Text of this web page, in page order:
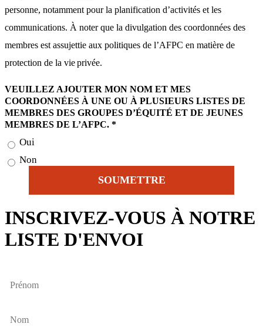
personne, notamment pour la planification d’activités et les
communications. À noter que la divulgation des coordonnées des
membres est assujettie aux politiques de l’AFPC en matière de
protection de la vie privée.
VEUILLEZ AJOUTER MON NOM ET MES
COORDONNÉES À UNE OU À PLUSIEURS LISTES DE
MEMBRES DES GROUPES D’ÉQUITÉ ET DE JEUNES
MEMBRES DE L’AFPC. *
Oui
Non
INSCRIVEZ-VOUS À NOTRE
LISTE D'ENVOI